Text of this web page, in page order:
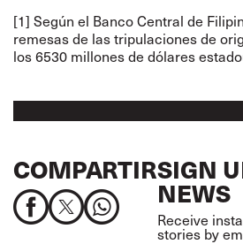
[1] Según el Banco Central de
remesas de las tripulaciones de
los 6530 millones de dólares
COMPARTIRSIGN
NEWS
Receive
stories by